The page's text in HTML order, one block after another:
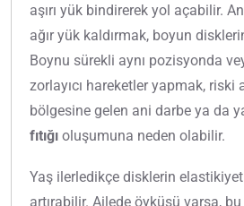
aşırı yük bindirerek yol açabilir.
ağır yük kaldırmak, boyun
Boynu sürekli aynı pozisyonda
zorlayıcı hareketler yapmak, riski
bölgesine gelen ani darbe ya da
fıtığı oluşumuna neden olabilir.
Yaş ilerledikçe disklerin
artırabilir. Ailede öyküsü varsa, bu